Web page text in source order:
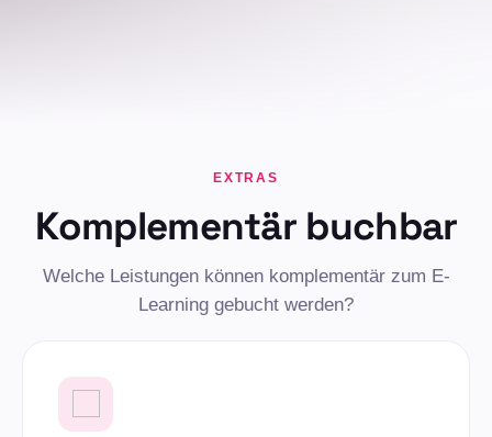
EXTRAS
Komplementär buchbar
Welche Leistungen können komplementär zum E-
Learning gebucht werden?